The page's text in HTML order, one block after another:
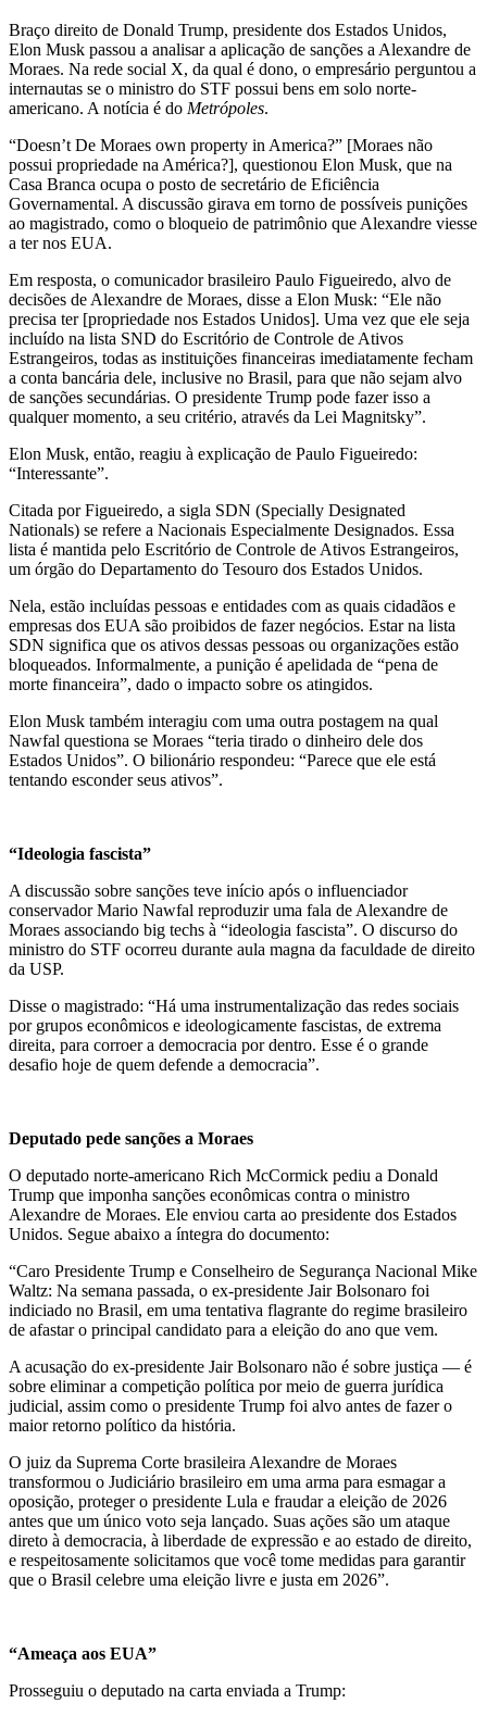
Braço direito de Donald Trump, presidente dos Estados Unidos,
Elon Musk passou a analisar a aplicação de sanções a Alexandre de
Moraes. Na rede social X, da qual é dono, o empresário perguntou a
internautas se o ministro do STF possui bens em solo norte-
americano. A notícia é do Metrópoles.
“Doesn’t De Moraes own property in America?” [Moraes não
possui propriedade na América?], questionou Elon Musk, que na
Casa Branca ocupa o posto de secretário de Eficiência
Governamental. A discussão girava em torno de possíveis punições
ao magistrado, como o bloqueio de patrimônio que Alexandre viesse
a ter nos EUA.
Em resposta, o comunicador brasileiro Paulo Figueiredo, alvo de
decisões de Alexandre de Moraes, disse a Elon Musk: “Ele não
precisa ter [propriedade nos Estados Unidos]. Uma vez que ele seja
incluído na lista SND do Escritório de Controle de Ativos
Estrangeiros, todas as instituições financeiras imediatamente fecham
a conta bancária dele, inclusive no Brasil, para que não sejam alvo
de sanções secundárias. O presidente Trump pode fazer isso a
qualquer momento, a seu critério, através da Lei Magnitsky”.
Elon Musk, então, reagiu à explicação de Paulo Figueiredo:
“Interessante”.
Citada por Figueiredo, a sigla SDN (Specially Designated
Nationals) se refere a Nacionais Especialmente Designados. Essa
lista é mantida pelo Escritório de Controle de Ativos Estrangeiros,
um órgão do Departamento do Tesouro dos Estados Unidos.
Nela, estão incluídas pessoas e entidades com as quais cidadãos e
empresas dos EUA são proibidos de fazer negócios. Estar na lista
SDN significa que os ativos dessas pessoas ou organizações estão
bloqueados. Informalmente, a punição é apelidada de “pena de
morte financeira”, dado o impacto sobre os atingidos.
Elon Musk também interagiu com uma outra postagem na qual
Nawfal questiona se Moraes “teria tirado o dinheiro dele dos
Estados Unidos”. O bilionário respondeu: “Parece que ele está
tentando esconder seus ativos”.
“Ideologia fascista”
A discussão sobre sanções teve início após o influenciador
conservador Mario Nawfal reproduzir uma fala de Alexandre de
Moraes associando big techs à “ideologia fascista”. O discurso do
ministro do STF ocorreu durante aula magna da faculdade de direito
da USP.
Disse o magistrado: “Há uma instrumentalização das redes sociais
por grupos econômicos e ideologicamente fascistas, de extrema
direita, para corroer a democracia por dentro. Esse é o grande
desafio hoje de quem defende a democracia”.
Deputado pede sanções a Moraes
O deputado norte-americano Rich McCormick pediu a Donald
Trump que imponha sanções econômicas contra o ministro
Alexandre de Moraes. Ele enviou carta ao presidente dos Estados
Unidos. Segue abaixo a íntegra do documento:
“Caro Presidente Trump e Conselheiro de Segurança Nacional Mike
Waltz: Na semana passada, o ex-presidente Jair Bolsonaro foi
indiciado no Brasil, em uma tentativa flagrante do regime brasileiro
de afastar o principal candidato para a eleição do ano que vem.
A acusação do ex-presidente Jair Bolsonaro não é sobre justiça — é
sobre eliminar a competição política por meio de guerra jurídica
judicial, assim como o presidente Trump foi alvo antes de fazer o
maior retorno político da história.
O juiz da Suprema Corte brasileira Alexandre de Moraes
transformou o Judiciário brasileiro em uma arma para esmagar a
oposição, proteger o presidente Lula e fraudar a eleição de 2026
antes que um único voto seja lançado. Suas ações são um ataque
direto à democracia, à liberdade de expressão e ao estado de direito,
e respeitosamente solicitamos que você tome medidas para garantir
que o Brasil celebre uma eleição livre e justa em 2026”.
“Ameaça aos EUA”
Prosseguiu o deputado na carta enviada a Trump: